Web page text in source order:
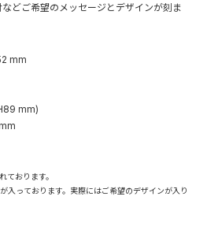
どご希望のメッセージとデザインが刻ま
mm
mm)
ております。
入っております。実際にはご希望のデザインが入り